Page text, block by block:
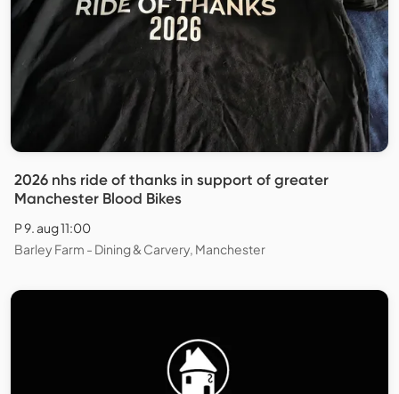
2026 nhs ride of thanks in support of greater
Manchester Blood Bikes
P 9. aug 11:00
Barley Farm - Dining & Carvery, Manchester